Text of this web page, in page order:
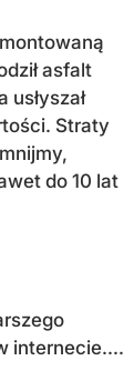
asfalt
Straty
do 10 lat
internecie....